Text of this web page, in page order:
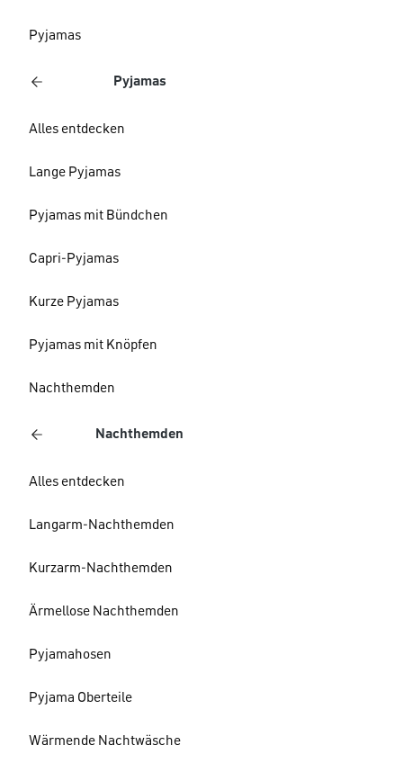
Pyjamas
Pyjamas
Alles entdecken
Lange Pyjamas
Pyjamas mit Bündchen
Capri-Pyjamas
Kurze Pyjamas
Pyjamas mit Knöpfen
Nachthemden
Nachthemden
Alles entdecken
Langarm-Nachthemden
Kurzarm-Nachthemden
Ärmellose Nachthemden
Pyjamahosen
Pyjama Oberteile
Wärmende Nachtwäsche